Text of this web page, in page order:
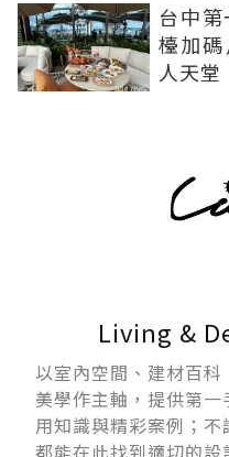
台中
檯加
人天堂
Living &
以室內空間、建材百
美學作主軸，提供第
用知識與精彩案例；不
都能在此找到適切的